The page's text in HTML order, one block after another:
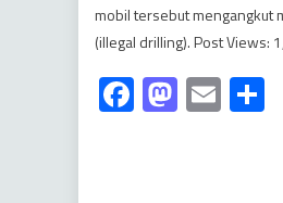
mobil tersebut mengangkut
(illegal drilling). Post Views:
Facebook
Email